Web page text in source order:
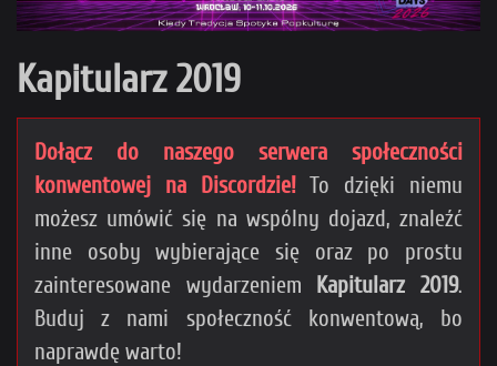
Kapitularz 2019
Dołącz do naszego serwera społeczności
konwentowej na Discordzie!To dzięki niemu
możesz umówić się na wspólny dojazd, znaleźć
inne osoby wybierające się oraz po prostu
zainteresowane wydarzeniem Kapitularz 2019.
Buduj z nami społeczność konwentową, bo
naprawdę warto!